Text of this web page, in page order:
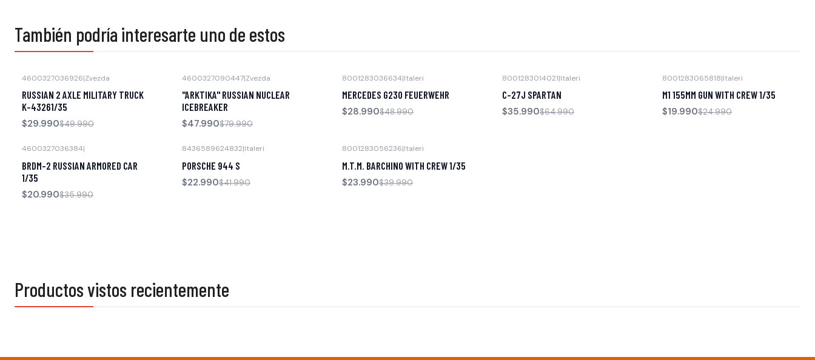
También podría interesarte uno de estos
4600327036926|Zvezda
RUSSIAN 2 AXLE MILITARY TRUCK
K-43261/35
$29.990$49.990
4600327090447|Zvezda
"ARKTIKA" RUSSIAN NUCLEAR
ICEBREAKER
$47.990$79.990
8001283036634|Italeri
MERCEDES G230 FEUERWEHR
$28.990$48.990
8001283014021|Italeri
C-27J SPARTAN
$35.990$64.990
Agotado
8001283065818|Italeri
M1 155MM GUN WITH CREW 1/35
$19.990$24.990
4600327036384|
BRDM-2 RUSSIAN ARMORED CAR
1/35
$20.990$35.990
8436589624832|Italeri
PORSCHE 944 S
$22.990$41.990
8001283056236|Italeri
M.T.M. BARCHINO WITH CREW 1/35
$23.990$39.990
Productos vistos recientemente